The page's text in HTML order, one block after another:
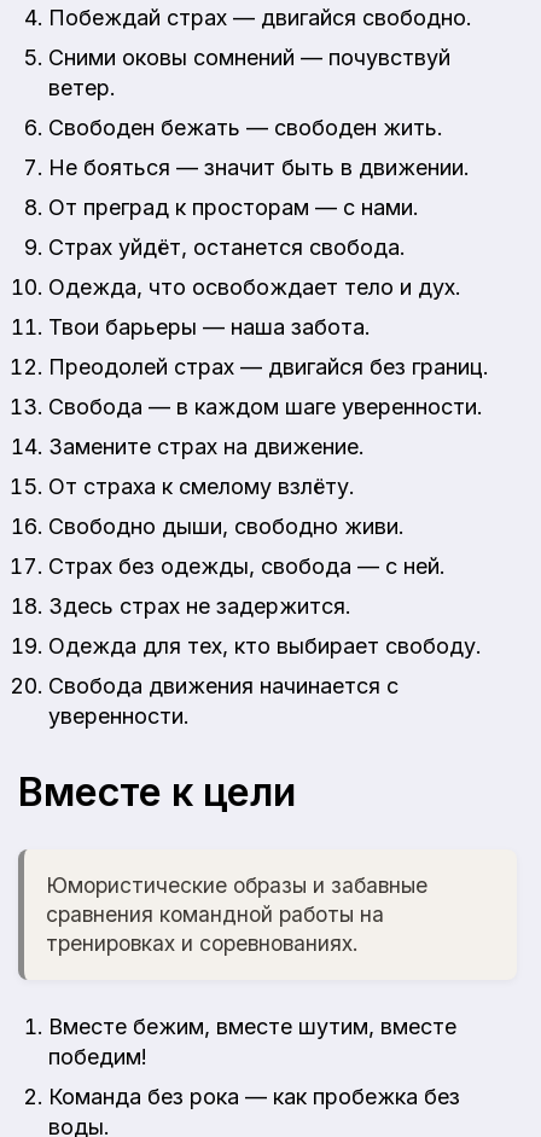
Побеждай страх — двигайся свободно.
Сними оковы сомнений — почувствуй
ветер.
Свободен бежать — свободен жить.
Не бояться — значит быть в движении.
От преград к просторам — с нами.
Страх уйдёт, останется свобода.
Одежда, что освобождает тело и дух.
Твои барьеры — наша забота.
Преодолей страх — двигайся без границ.
Свобода — в каждом шаге уверенности.
Замените страх на движение.
От страха к смелому взлёту.
Свободно дыши, свободно живи.
Страх без одежды, свобода — с ней.
Здесь страх не задержится.
Одежда для тех, кто выбирает свободу.
Свобода движения начинается с
уверенности.
Вместе к цели
Юмористические образы и забавные
сравнения командной работы на
тренировках и соревнованиях.
Вместе бежим, вместе шутим, вместе
победим!
Команда без рока — как пробежка без
воды.